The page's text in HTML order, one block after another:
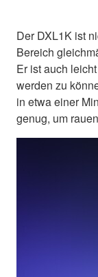
Der DXL1K ist
Bereich
Er ist auch
werden zu
in etwa einer
genug, um